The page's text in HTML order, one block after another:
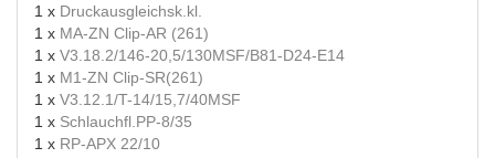
1 x Druckausgleichsk.kl.
1 x MA-ZN Clip-AR (261)
1 x V3.18.2/146-20,5/130MSF/B81-D24-E14
1 x M1-ZN Clip-SR(261)
1 x V3.12.1/T-14/15,7/40MSF
1 x Schlauchfl.PP-8/35
1 x RP-APX 22/10